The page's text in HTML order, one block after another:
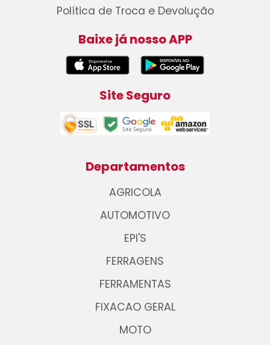
Política de Troca e Devolução
Baixe já nosso APP
Site Seguro
Departamentos
AGRICOLA
AUTOMOTIVO
EPI'S
FERRAGENS
FERRAMENTAS
FIXACAO GERAL
MOTO